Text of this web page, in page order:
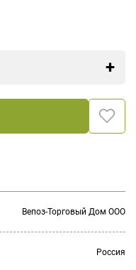
Вепоз-Торговый Дом ООО
Россия